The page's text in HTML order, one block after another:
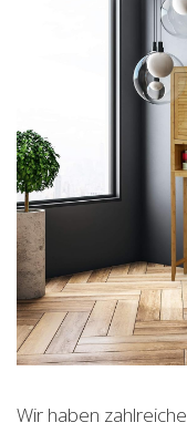
Wir haben zahlreiche